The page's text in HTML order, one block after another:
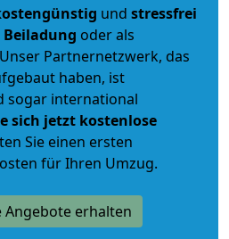
und stressfrei
Beiladung oder als
Partnernetzwerk, das
haben, ist
sogar international
sich jetzt kostenlose
Sie einen ersten
für Ihren Umzug.
Angebote erhalten